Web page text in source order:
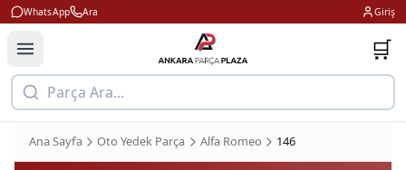
WhatsApp Ara Giriş
🛒
Parça Ara...
Ana Sayfa Oto Yedek Parça Alfa Romeo 146